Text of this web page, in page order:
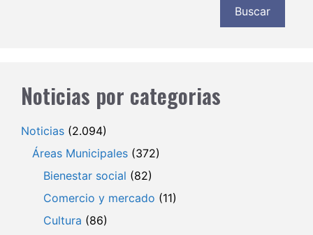
Buscar
Noticias por categorias
Noticias (2.094)
Áreas Municipales (372)
Bienestar social (82)
Comercio y mercado (11)
Cultura (86)